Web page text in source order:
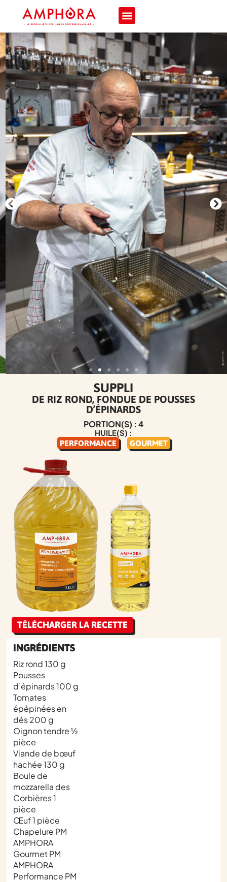
SUPPLI
DE RIZ ROND, FONDUE DE POUSSES
D’ÉPINARDS
PORTION(S) : 4
HUILE(S) :
PERFORMANCE GOURMET
TÉLÉCHARGER LA RECETTE
INGRÉDIENTS
Riz rond 130 g
Pousses
d’épinards 100 g
Tomates
épépinées en
dés 200 g
Oignon tendre ½
pièce
Viande de bœuf
hachée 130 g
Boule de
mozzarella des
Corbières 1
pièce
Œuf 1 pièce
Chapelure PM
AMPHORA
Gourmet PM
AMPHORA
Performance PM